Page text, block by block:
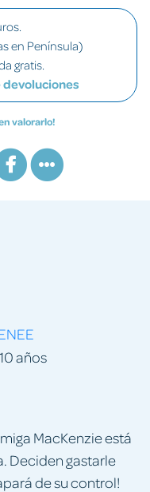
en Península)
gratis.
valorarlo!
MacKenzie está
Deciden gastarle
de su control!
años